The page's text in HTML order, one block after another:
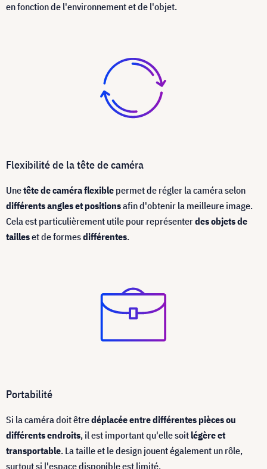
en fonction de l'environnement et de l'objet.
Flexibilité de la tête de caméra
Unetête de caméra flexible permet de régler la caméra selon
différents angles et positionsafin d'obtenir la meilleure image.
Cela est particulièrement utile pour représenterdes objets de
tailleset de formesdifférentes.
Portabilité
Si la caméra doit êtredéplacée entre différentes pièces ou
différents endroits, il est important qu'elle soit légère et
transportable. La taille et le design jouent également un rôle,
surtout si l'espace disponible est limité.